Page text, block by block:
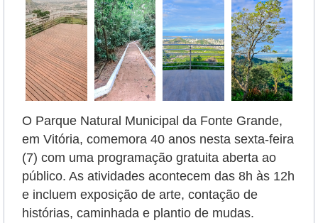
O Parque Natural Municipal da Fonte Grande,
em Vitória, comemora 40 anos nesta sexta-feira
(7) com uma programação gratuita aberta ao
público. As atividades acontecem das 8h às 12h
e incluem exposição de arte, contação de
histórias, caminhada e plantio de mudas.